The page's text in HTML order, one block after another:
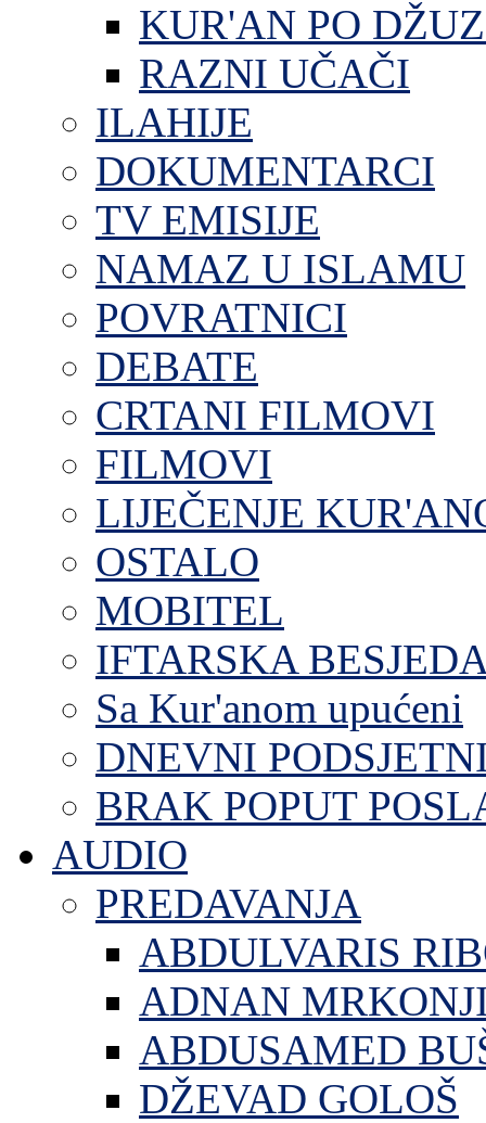
KUR'AN PO
RAZNI UČAČI
ILAHIJE
DOKUMENTARCI
TV EMISIJE
NAMAZ U ISLAMU
POVRATNICI
DEBATE
CRTANI FILMOVI
FILMOVI
LIJEČENJE
OSTALO
MOBITEL
IFTARSKA
Sa Kur'anom upućeni
DNEVNI
BRAK POPUT
AUDIO
PREDAVANJA
ABDULVARIS
ADNAN
ABDUSAMED
DŽEVAD GOLOŠ